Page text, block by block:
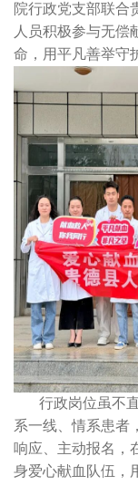
院行政党支部联合
人员积极参与无偿
命，用平凡善举守
行政岗位虽不直
系一线、情系患者
响应、主动报名，
身爱心献血队伍，